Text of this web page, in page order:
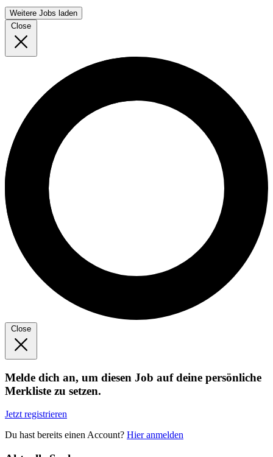
Weitere Jobs laden
Close
Close
Melde dich an, um diesen Job auf deine persönliche
Merkliste zu setzen.
Jetzt registrieren
Du hast bereits einen Account? Hier anmelden